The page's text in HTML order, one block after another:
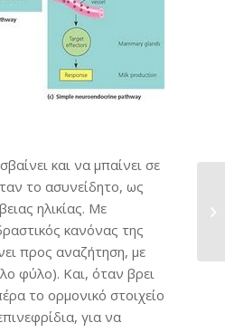
και να μπαίνει σε
το ασυνείδητο, ως
ηλικίας. Με
κανόνας της
προς αναζήτηση, με
φύλο). Και, όταν βρει
το ορμονικό στοιχείο
για να